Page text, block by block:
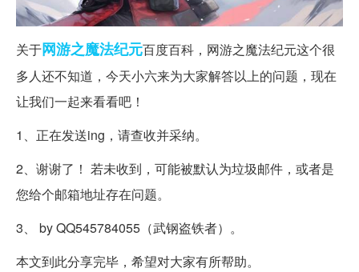
关于网游之魔法纪元百度百科，网游之魔法纪元这个很
多人还不知道，今天小六来为大家解答以上的问题，现在
让我们一起来看看吧！
1、正在发送ing，请查收并采纳。
2、谢谢了！ 若未收到，可能被默认为垃圾邮件，或者是
您给个邮箱地址存在问题。
3、 by QQ545784055（武钢盗铁者）。
本文到此分享完毕，希望对大家有所帮助。